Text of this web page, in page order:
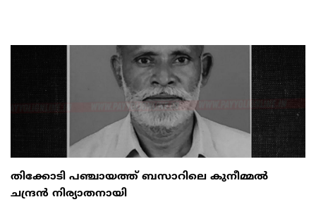
തിക്കോടി പഞ്ചായത്ത് ബസാറിലെ കുനീമ്മൽ
ചന്ദ്രൻ നിര്യാതനായി